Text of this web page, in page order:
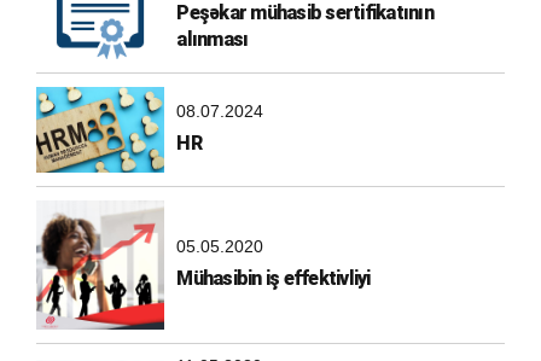
Peşəkar mühasib sertifikatının
alınması
08.07.2024
HR
05.05.2020
Mühasibin iş effektivliyi